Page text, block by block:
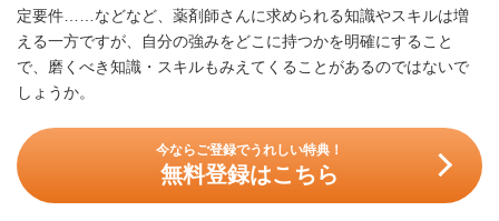
定要件……などなど、薬剤師さんに求められる知識やスキルは増
える一方ですが、自分の強みをどこに持つかを明確にすること
で、磨くべき知識・スキルもみえてくることがあるのではないで
しょうか。
今ならご登録でうれしい特典！
無料登録はこちら